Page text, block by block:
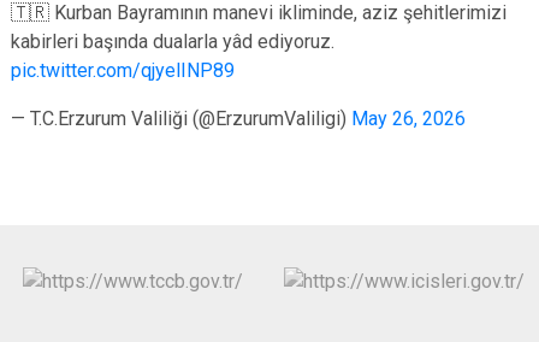
🇹🇷 Kurban Bayramının manevi ikliminde, aziz şehitlerimizi
kabirleri başında dualarla yâd ediyoruz.
pic.twitter.com/qjyelINP89
— T.C.Erzurum Valiliği (@ErzurumValiligi) May 26, 2026